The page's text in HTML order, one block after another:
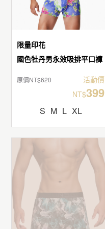
限量印花
國色牡丹男永效吸排平口褲
原價NT$620
活動價
NT$399
S M L XL